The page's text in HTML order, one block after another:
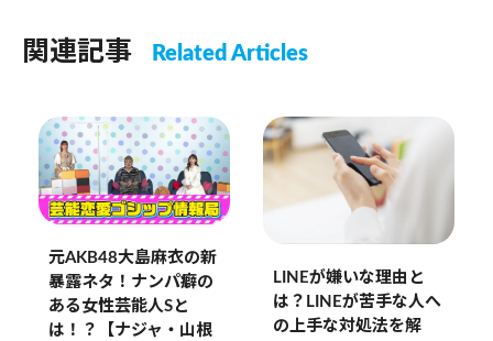
関連記事 Related Articles
元AKB48大島麻衣の新
暴露ネタ！ナンパ癖の
ある女性芸能人Sと
は！？【ナジャ・山根
LINEが嫌いな理由と
は？LINEが苦手な人へ
の上手な対処法を解